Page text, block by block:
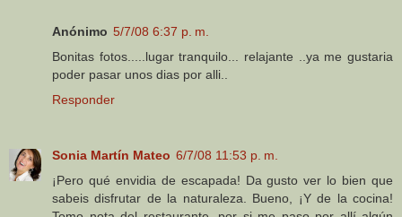
Anónimo 5/7/08 6:37 p. m.
Bonitas fotos.....lugar tranquilo... relajante ..ya me gustaria
poder pasar unos dias por alli..
Responder
Sonia Martín Mateo 6/7/08 11:53 p. m.
¡Pero qué envidia de escapada! Da gusto ver lo bien que
sabeis disfrutar de la naturaleza. Bueno, ¡Y de la cocina!